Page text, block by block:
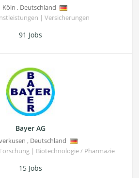
Köln , Deutschland
| Versicherungen
91 Jobs
Bayer AG
, Deutschland
| Biotechnologie / Pharmazie
15 Jobs